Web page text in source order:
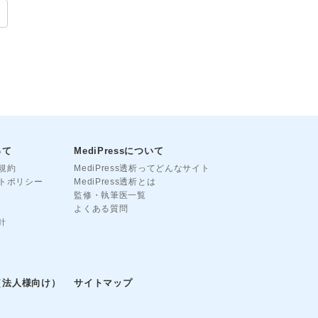
約
ポリシー
MediPressについて
MediPress透析ってどんなサイト
MediPress透析とは
監修・執筆医一覧
よくある質問
人様向け） サイトマップ